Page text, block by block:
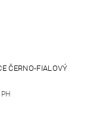
ČERNO-FIALOVÝ